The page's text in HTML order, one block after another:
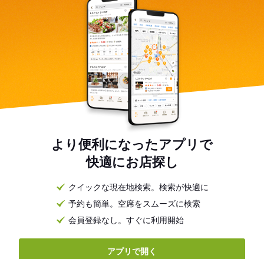
より便利になったアプリで
快適にお店探し
クイックな現在地検索。検索が快適に
予約も簡単。空席をスムーズに検索
会員登録なし。すぐに利用開始
アプリで開く